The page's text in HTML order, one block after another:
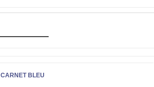
CARNET BLEU